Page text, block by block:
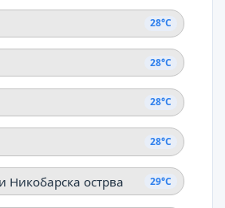
28°C
28°C
28°C
28°C
Никобарска острва 29°C